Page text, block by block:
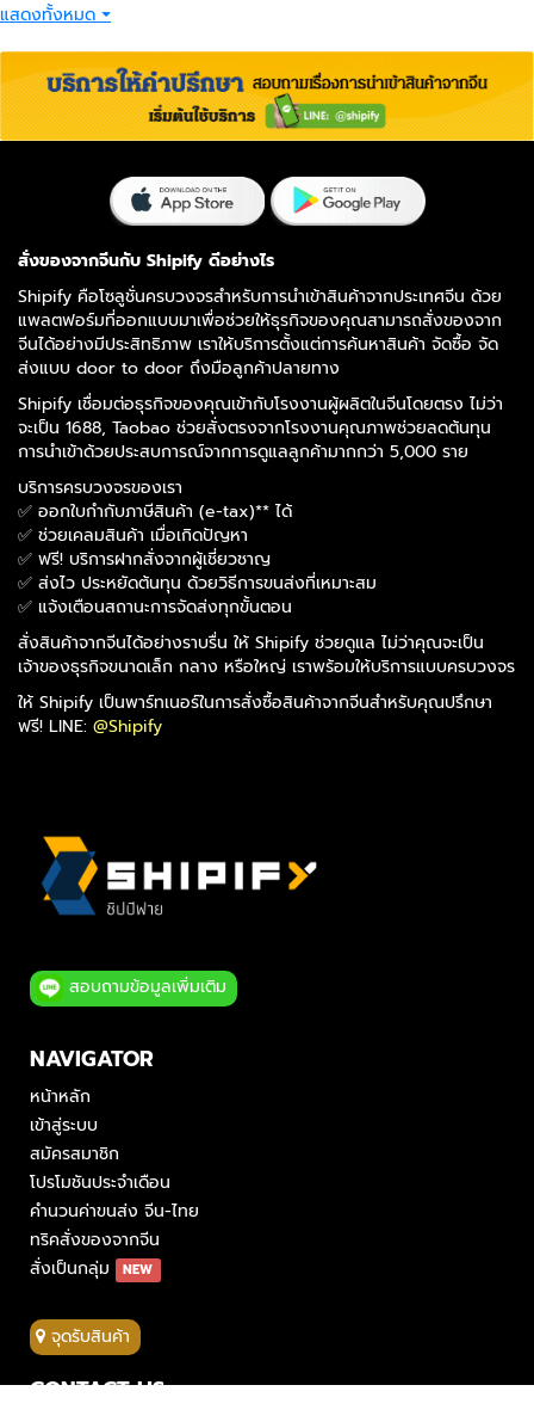
แสดงทั้งหมด ⏷
สั่งของจากจีนกับ Shipify ดีอย่างไร
Shipify คือโซลูชั่นครบวงจรสำหรับการนำเข้าสินค้าจากประเทศจีน ด้วย
แพลตฟอร์มที่ออกแบบมาเพื่อช่วยให้ธุรกิจของคุณสามารถสั่งของจาก
จีนได้อย่างมีประสิทธิภาพ เราให้บริการตั้งแต่การค้นหาสินค้า จัดซื้อ จัด
ส่งแบบ door to door ถึงมือลูกค้าปลายทาง
Shipify เชื่อมต่อธุรกิจของคุณเข้ากับโรงงานผู้ผลิตในจีนโดยตรง ไม่ว่า
จะเป็น 1688, Taobao ช่วยสั่งตรงจากโรงงานคุณภาพช่วยลดต้นทุน
การนำเข้าด้วยประสบการณ์จากการดูแลลูกค้ามากกว่า 5,000 ราย
บริการครบวงจรของเรา
✅ ออกใบกำกับภาษีสินค้า (e-tax)** ได้
✅ ช่วยเคลมสินค้า เมื่อเกิดปัญหา
✅ ฟรี! บริการฝากสั่งจากผู้เชี่ยวชาญ
✅ ส่งไว ประหยัดต้นทุน ด้วยวิธีการขนส่งที่เหมาะสม
✅ แจ้งเตือนสถานะการจัดส่งทุกขั้นตอน
สั่งสินค้าจากจีนได้อย่างราบรื่น ให้ Shipify ช่วยดูแล ไม่ว่าคุณจะเป็น
เจ้าของธุรกิจขนาดเล็ก กลาง หรือใหญ่ เราพร้อมให้บริการแบบครบวงจร
ให้ Shipify เป็นพาร์ทเนอร์ในการสั่งซื้อสินค้าจากจีนสำหรับคุณปรึกษา
ฟรี! LINE: @Shipify
สอบถามข้อมูลเพิ่มเติม
NAVIGATOR
หน้าหลัก
เข้าสู่ระบบ
สมัครสมาชิก
โปรโมชันประจำเดือน
คำนวนค่าขนส่ง จีน-ไทย
ทริคสั่งของจากจีน
สั่งเป็นกลุ่ม
NEW
จุดรับสินค้า
CONTACT US